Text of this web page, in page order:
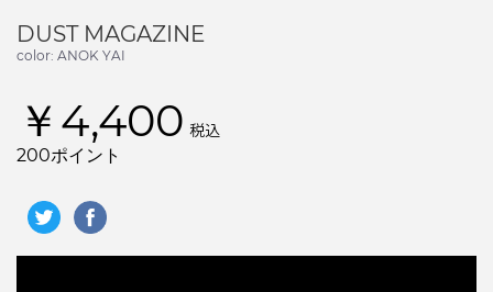
DUST MAGAZINE
color: ANOK YAI
￥4,400 税込
200ポイント